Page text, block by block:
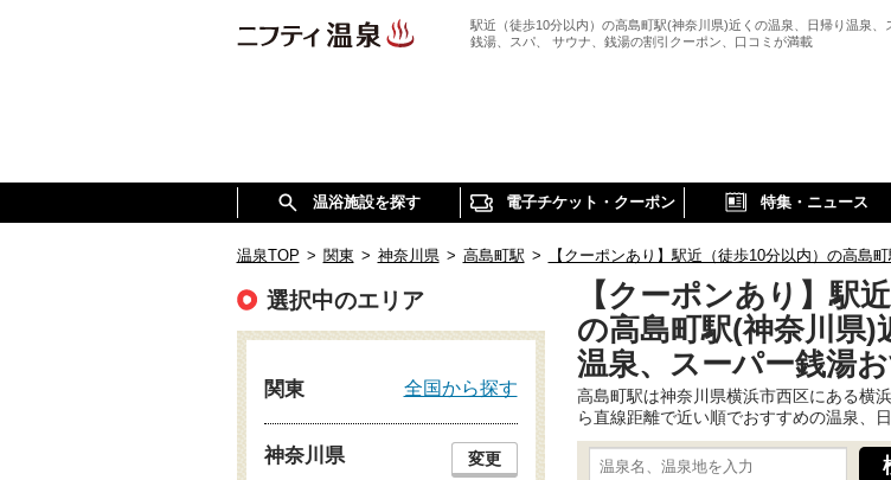
駅近（徒歩10分以内）の高島町駅(神奈川県)近くの温泉、日帰り温泉、
銭湯、スパ、 サウナ、銭湯の割引クーポン、口コミが満載
温浴施設を探す 電子チケット・クーポン 特集・ニュース
温泉TOP > 関東 > 神奈川県 > 高島町駅 > 【クーポンあり】駅近（徒歩10分以内）の高島
【クーポンあり】駅
の高島町駅(神奈川県)
温泉、スーパー銭湯
高島町駅は神奈川県横浜市西区にある横
ら直線距離で近い順でおすすめの温泉、
選択中のエリア
関東 全国から探す
神奈川県 変更